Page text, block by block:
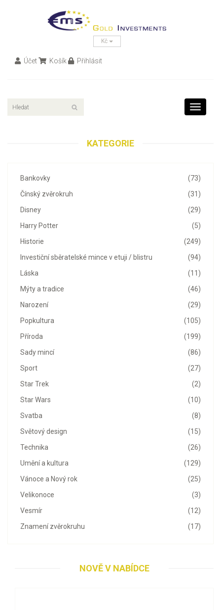
Kč
Účet Košík Přihlásit
Toggle
KATEGORIE
(73)
Bankovky
(31)
Čínský zvěrokruh
(29)
Disney
(5)
Harry Potter
(249)
Historie
(94)
Investiční sběratelské mince v etuji / blistru
(11)
Láska
(46)
Mýty a tradice
(29)
Narození
(105)
Popkultura
(199)
Příroda
(86)
Sady mincí
(27)
Sport
(2)
Star Trek
(10)
Star Wars
(8)
Svatba
(15)
Světový design
(26)
Technika
(129)
Umění a kultura
(25)
Vánoce a Nový rok
(3)
Velikonoce
(12)
Vesmír
(17)
Znamení zvěrokruhu
NOVĚ V NABÍDCE